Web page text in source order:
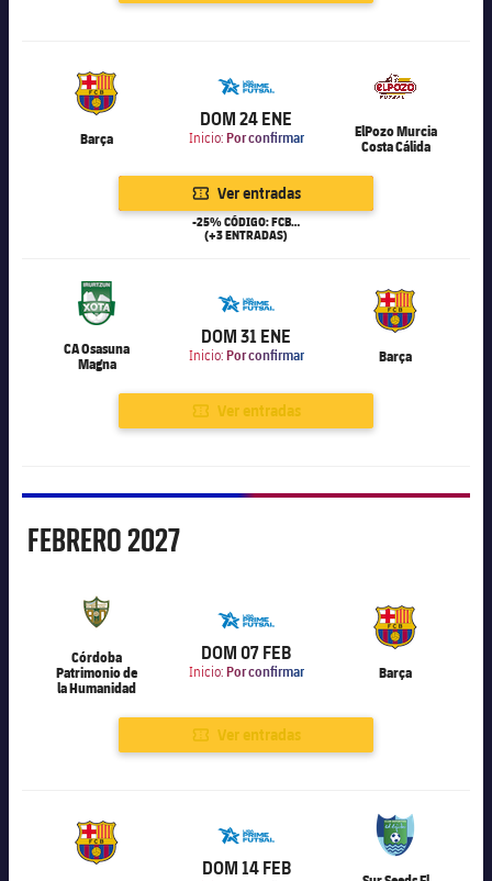
Barça
6.000
DOM 24 ENE
Inicio: Por confirmar
ElPozo Murcia
Costa Cálida
Ver entradas
-25% CÓDIGO: FCB25
(+3 ENTRADAS)
CA Osasuna
Magna
6.000
DOM 31 ENE
Inicio: Por confirmar Barça
Ver entradas
Febrero
FEBRERO2027
Córdoba
Patrimonio de
la Humanidad
6.000
DOM 07 FEB
Inicio: Por confirmar Barça
Ver entradas
6.000
DOM 14 FEB